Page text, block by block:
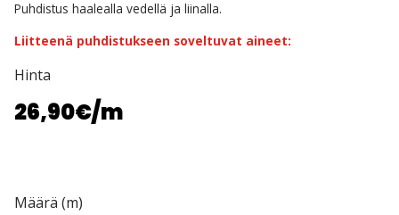
Puhdistus haalealla vedellä ja liinalla.
Liitteenä puhdistukseen soveltuvat aineet:
Hinta
26,90€/m
Määrä (m)